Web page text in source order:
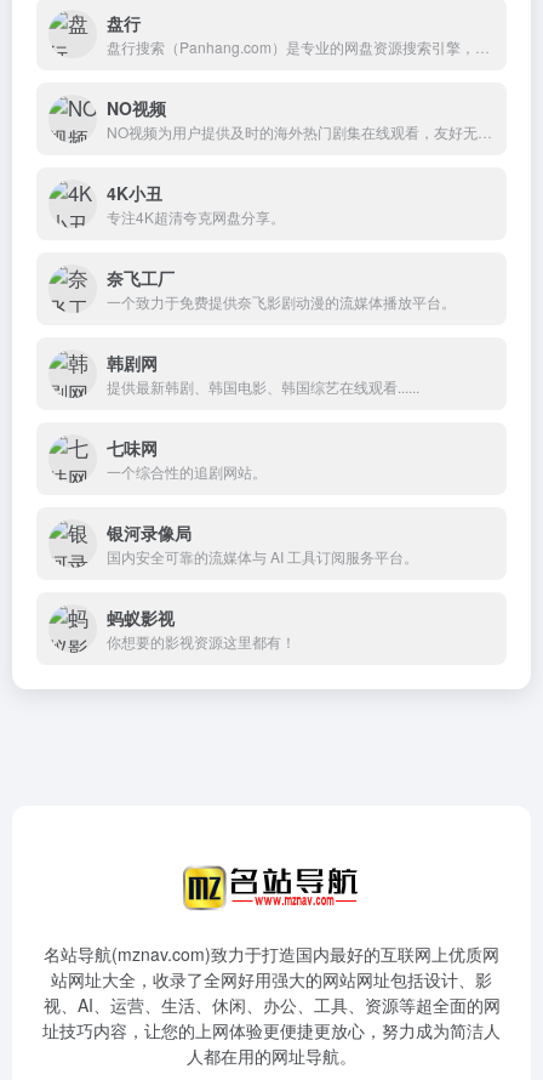
盘行
NO视频
4K小丑
专注4K超清夸克网盘分享。
奈飞工厂
一个致力于免费提供奈飞影剧动漫的流媒体播放平台。
韩剧网
提供最新韩剧、韩国电影、韩国综艺在线观看......
七味网
一个综合性的追剧网站。
银河录像局
国内安全可靠的流媒体与 AI 工具订阅服务平台。
蚂蚁影视
你想要的影视资源这里都有！
名站导航(mznav.com)致力于打造国内最好的互联网上优质网
站网址大全，收录了全网好用强大的网站网址包括设计、影
视、AI、运营、生活、休闲、办公、工具、资源等超全面的网
址技巧内容，让您的上网体验更便捷更放心，努力成为简洁人
人都在用的网址导航。